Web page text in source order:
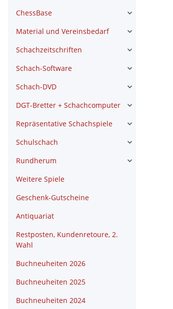
ChessBase
Material und Vereinsbedarf
Schachzeitschriften
Schach-Software
Schach-DVD
DGT-Bretter + Schachcomputer
Repräsentative Schachspiele
Schulschach
Rundherum
Weitere Spiele
Geschenk-Gutscheine
Antiquariat
Restposten, Kundenretoure, 2.
Wahl
Buchneuheiten 2026
Buchneuheiten 2025
Buchneuheiten 2024